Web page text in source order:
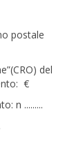
postale
del
€
n .........